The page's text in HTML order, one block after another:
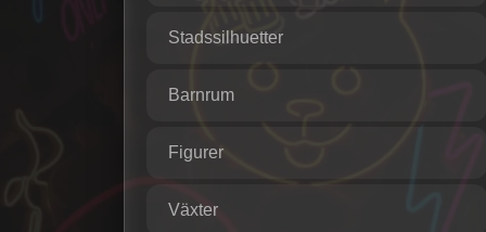
Stadssilhuetter
Barnrum
Figurer
Växter